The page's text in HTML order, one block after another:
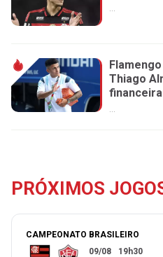
...
Thiago
PRÓXIMOS
CAMPEONATO BRASILEIRO
09/08 19h30